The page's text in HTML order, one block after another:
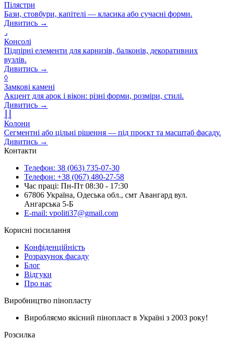
Пілястри
Бази, стовбури, капітелі — класика або сучасні форми.
Дивитись →
⌟
Консолі
Підпірні елементи для карнизів, балконів, декоративних
вузлів.
Дивитись →
◊
Замкові камені
Акцент для арок і вікон: різні форми, розміри, стилі.
Дивитись →
Колони
Сегментні або цільні рішення — під проєкт та масштаб фасаду.
Дивитись →
Контакти
Телефон: 38 (063) 735-07-30
Телефон: +38 (067) 480-27-58
Час праці: Пн-Пт 08:30 - 17:30
67806 Україна, Одеська обл., смт Авангард вул.
Ангарська 5-Б
E-mail: vpoliti37@gmail.com
Корисні посилання
Конфіденційність
Розрахунок фасаду
Блог
Відгуки
Про нас
Виробництво пінопласту
Виробляємо якісний пінопласт в Україні з 2003 року!
Розсилка